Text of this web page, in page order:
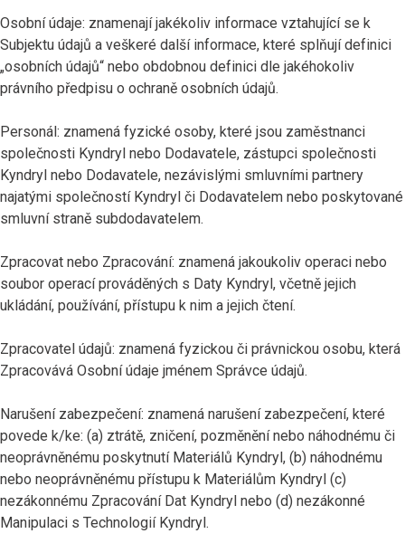
Osobní údaje: znamenají jakékoliv informace vztahující se k
Subjektu údajů a veškeré další informace, které splňují definici
„osobních údajů“ nebo obdobnou definici dle jakéhokoliv
právního předpisu o ochraně osobních údajů.
Personál: znamená fyzické osoby, které jsou zaměstnanci
společnosti Kyndryl nebo Dodavatele, zástupci společnosti
Kyndryl nebo Dodavatele, nezávislými smluvními partnery
najatými společností Kyndryl či Dodavatelem nebo poskytované
smluvní straně subdodavatelem.
Zpracovat nebo Zpracování: znamená jakoukoliv operaci nebo
soubor operací prováděných s Daty Kyndryl, včetně jejich
ukládání, používání, přístupu k nim a jejich čtení.
Zpracovatel údajů: znamená fyzickou či právnickou osobu, která
Zpracovává Osobní údaje jménem Správce údajů.
Narušení zabezpečení: znamená narušení zabezpečení, které
povede k/ke: (a) ztrátě, zničení, pozměnění nebo náhodnému či
neoprávněnému poskytnutí Materiálů Kyndryl, (b) náhodnému
nebo neoprávněnému přístupu k Materiálům Kyndryl (c)
nezákonnému Zpracování Dat Kyndryl nebo (d) nezákonné
Manipulaci s Technologií Kyndryl.